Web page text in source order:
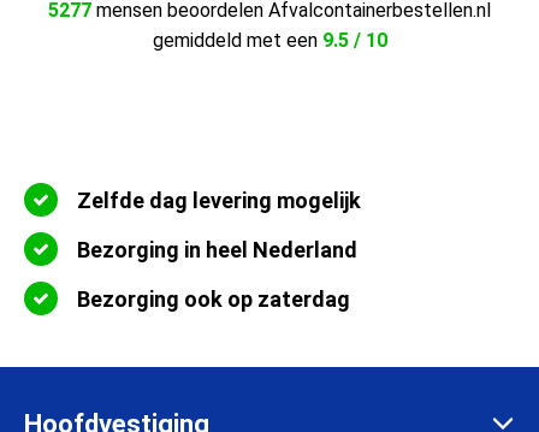
5277 mensen beoordelen Afvalcontainerbestellen.nl
gemiddeld met een 9.5 / 10
Zelfde dag levering mogelijk
Bezorging in heel Nederland
Bezorging ook op zaterdag
Hoofdvestiging